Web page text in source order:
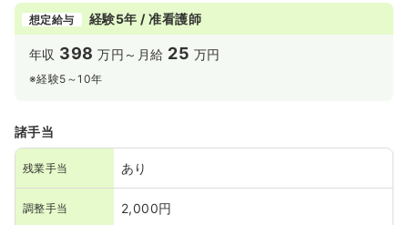
想定給与 経験5年 / 准看護師
年収 398 万円～ 月給 25 万円
※経験5～10年
諸手当
残業手当 あり
調整手当 2,000円